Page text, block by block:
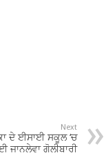
Next
ਦੇ ਈਸਾਈ ਸਕੂਲ ‘ਚ
ਜਾਨਲੇਵਾ ਗੋਲੀਬਾਰੀ